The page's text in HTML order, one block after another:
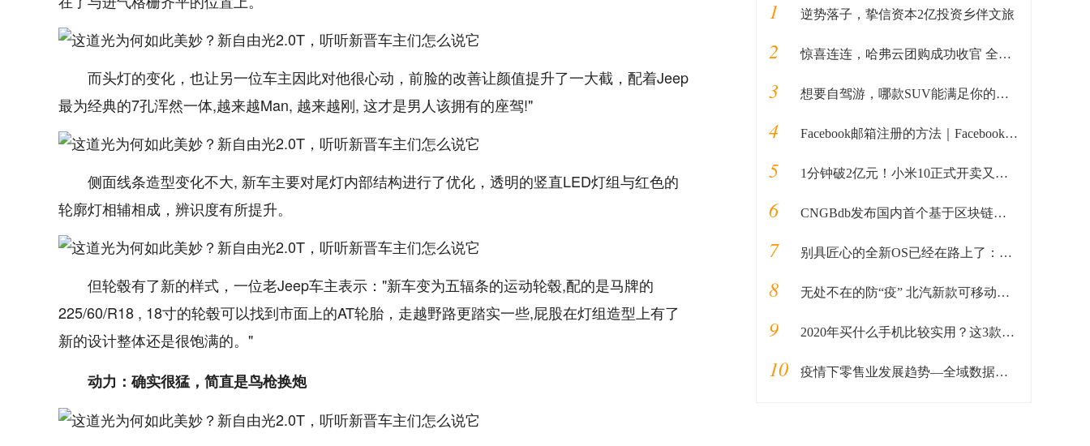
而头灯的变化，也让另一位车主因此对他很心动，前脸的改善让颜值提升了一大截，配着Jeep
最为经典的7孔浑然一体,越来越Man, 越来越刚, 这才是男人该拥有的座驾!"
侧面线条造型变化不大, 新车主要对尾灯内部结构进行了优化，透明的竖直LED灯组与红色的
轮廓灯相辅相成，辨识度有所提升。
但轮毂有了新的样式，一位老Jeep车主表示："新车变为五辐条的运动轮毂,配的是马牌的
225/60/R18 , 18寸的轮毂可以找到市面上的AT轮胎，走越野路更踏实一些,屁股在灯组造型上有了
新的设计整体还是很饱满的。"
动力：确实很猛，简直是鸟枪换炮
1 逆势落子，挚信资本2亿投资乡伴文旅
2 惊喜连连，哈弗云团购成功收官 全民掘金计划接踵而至
3 想要自驾游，哪款SUV能满足你的所有预期？
4 Facebook邮箱注册的方法｜Facebook如何用邮箱注册的教程全解析
5 1分钟破2亿元！小米10正式开卖又售罄，雷军惯例被质疑“耍猴”
6 CNGBdb发布国内首个基于区块链和安全多方计算的新冠病毒基因组分析平台
7 别具匠心的全新OS已经在路上了：小米下半年发布MIUI 11
8 无处不在的防“疫” 北汽新款可移动消毒黑科技装备
9 2020年买什么手机比较实用？这3款千元机不会让你失望，性价比高
10 疫情下零售业发展趋势—全域数据中台的实质意义